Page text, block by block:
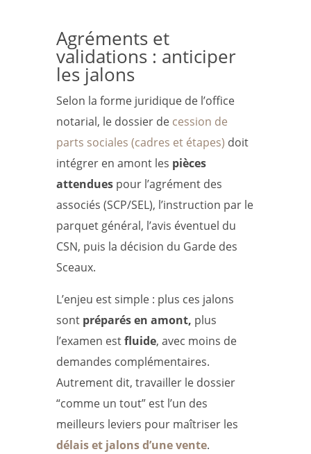
Agréments et
validations : anticiper
les jalons
Selon la forme juridique de l’office
notarial, le dossier de cession de
parts sociales (cadres et étapes) doit
intégrer en amont les pièces
attenduespour l’agrément des
associés (SCP/SEL), l’instruction par le
parquet général, l’avis éventuel du
CSN, puis la décision du Garde des
Sceaux.
L’enjeu est simple : plus ces jalons
sont préparés en amont, plus
l’examen estfluide, avec moins de
demandes complémentaires.
Autrement dit, travailler le dossier
“comme un tout” est l’un des
meilleurs leviers pour maîtriser les
délais et jalons d’une vente.